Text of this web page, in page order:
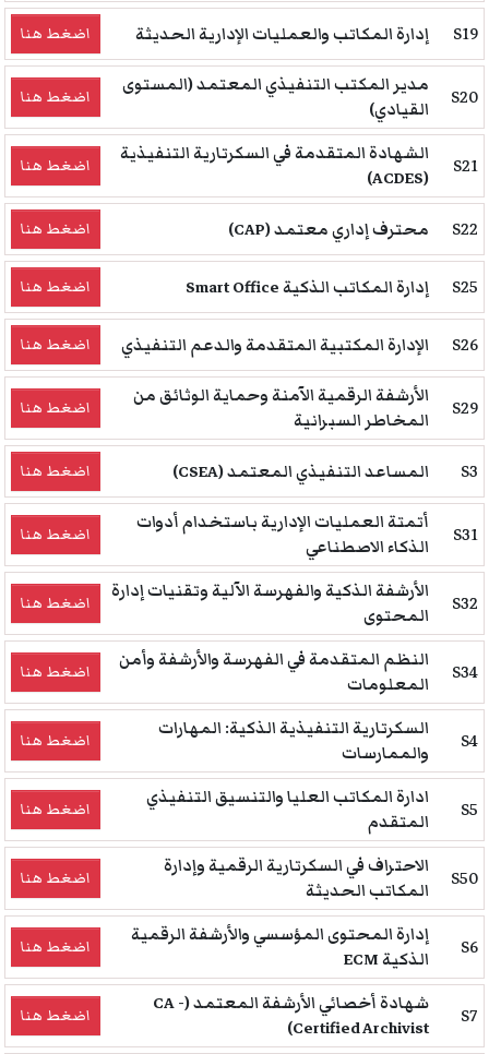
S19 إدارة المكاتب والعمليات الإدارية الحديثة اضغط هنا
S20
مدير المكتب التنفيذي المعتمد (المستوى
القيادي)
اضغط هنا
S21
الشهادة المتقدمة في السكرتارية التنفيذية
(ACDES)
اضغط هنا
S22 محترف إداري معتمد (CAP) اضغط هنا
S25 إدارة المكاتب الذكية Smart Office اضغط هنا
S26 الإدارة المكتبية المتقدمة والدعم التنفيذي اضغط هنا
S29
الأرشفة الرقمية الآمنة وحماية الوثائق من
المخاطر السبرانية
اضغط هنا
S3 المساعد التنفيذي المعتمد (CSEA) اضغط هنا
S31
أتمتة العمليات الإدارية باستخدام أدوات
الذكاء الاصطناعي
اضغط هنا
S32
الأرشفة الذكية والفهرسة الآلية وتقنيات إدارة
المحتوى
اضغط هنا
S34
النظم المتقدمة في الفهرسة والأرشفة وأمن
المعلومات
اضغط هنا
S4
السكرتارية التنفيذية الذكية: المهارات
والممارسات
اضغط هنا
S5
ادارة المكاتب العليا والتنسيق التنفيذي
المتقدم
اضغط هنا
S50
الاحتراف في السكرتارية الرقمية وإدارة
المكاتب الحديثة
اضغط هنا
S6
إدارة المحتوى المؤسسي والأرشفة الرقمية
الذكية ECM
اضغط هنا
S7
شهادة أخصائي الأرشفة المعتمد (CA -
Certified Archivist)
اضغط هنا